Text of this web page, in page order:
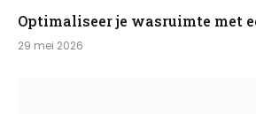
Optimaliseer je wasruimte met
29 mei 2026